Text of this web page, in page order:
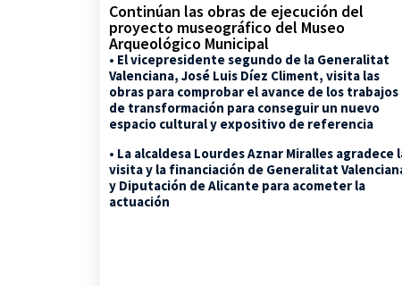
Continúan las obras de ejecución del
proyecto museográfico del Museo
Arqueológico Municipal
• El vicepresidente segundo de la Generalitat
Valenciana, José Luis Díez Climent, visita las
obras para comprobar el avance de los trabajos
de transformación para conseguir un nuevo
espacio cultural y expositivo de referencia
• La alcaldesa Lourdes Aznar Miralles agradece
visita y la financiación de Generalitat
y Diputación de Alicante para acometer la
actuación